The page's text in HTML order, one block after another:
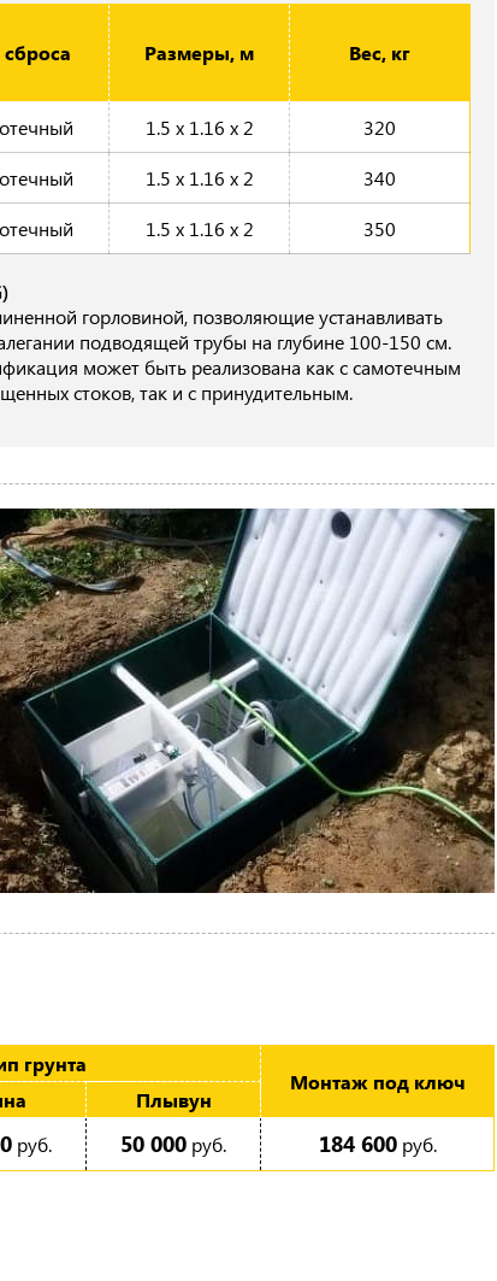
Размеры, м Вес, кг
1.5 x 1.16 x 2
320
1.5 x 1.16 x 2
340
1.5 x 1.16 x 2 350
горловиной, позволяющие устанавливать
подводящей трубы на глубине 100-150 см.
может быть реализована как с самотечным
стоков, так и с принудительным.
грунта
Монтаж под ключ
Плы­вун
руб. 50 000 руб. 184 600руб.